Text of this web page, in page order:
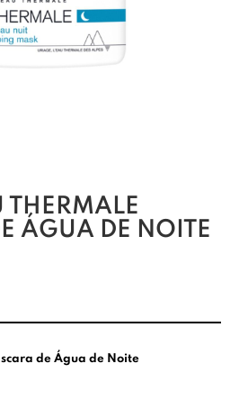
THERMALE
ÁGUA DE NOITE
de Água de Noite